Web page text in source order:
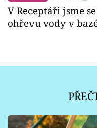
V Receptáři jsme
ohřevu vody v